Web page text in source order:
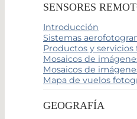
SENSORES
Introducción
Sistemas
Productos y
Mosaicos de
Mosaicos de
Mapa de vuelos
GEOGRAFÍA